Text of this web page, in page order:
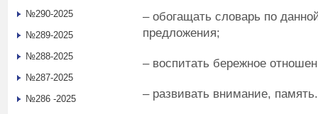
– обогащать словарь по
предложения;
– воспитать бережное
– развивать внимание, память.
№290-2025
№289-2025
№288-2025
№287-2025
№286 -2025